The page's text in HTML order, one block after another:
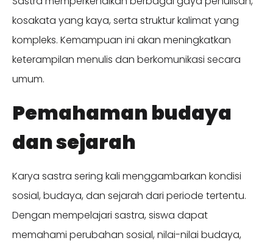
kosakata yang kaya, serta struktur kalimat yang
kompleks. Kemampuan ini akan meningkatkan
keterampilan menulis dan berkomunikasi secara
umum.
Pemahaman budaya
dan sejarah
Karya sastra sering kali menggambarkan kondisi
sosial, budaya, dan sejarah dari periode tertentu.
Dengan mempelajari sastra, siswa dapat
memahami perubahan sosial, nilai-nilai budaya,